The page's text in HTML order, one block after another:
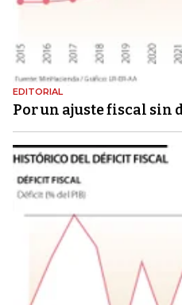
EDITORIAL
Por un ajuste fiscal sin